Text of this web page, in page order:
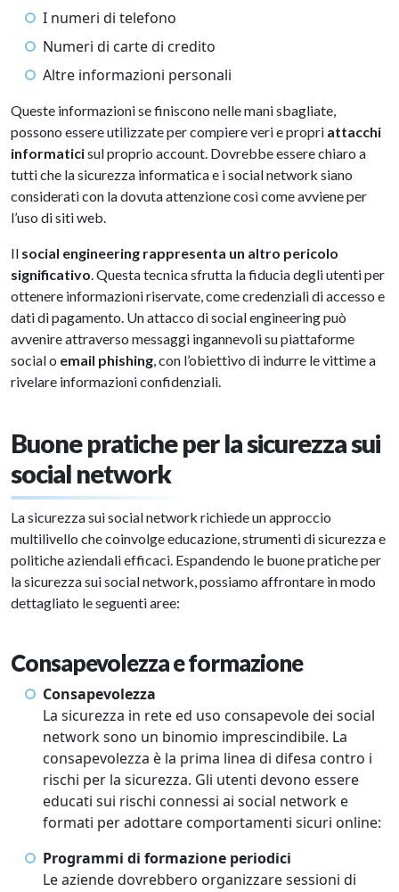
I numeri di telefono
Numeri di carte di credito
Altre informazioni personali
Queste informazioni se finiscono nelle mani sbagliate,
possono essere utilizzate per compiere veri e propri attacchi
informaticisul proprio account. Dovrebbe essere chiaro a
tutti che la sicurezza informatica e i social network siano
considerati con la dovuta attenzione così come avviene per
l’uso di siti web.
Il social engineering rappresenta un altro pericolo
significativo. Questa tecnica sfrutta la fiducia degli utenti per
ottenere informazioni riservate, come credenziali di accesso e
dati di pagamento. Un attacco di social engineering può
avvenire attraverso messaggi ingannevoli su piattaforme
social o email phishing, con l’obiettivo di indurre le vittime a
rivelare informazioni confidenziali.
Buone pratiche per la sicurezza sui
social network
La sicurezza sui social network richiede un approccio
multilivello che coinvolge educazione, strumenti di sicurezza e
politiche aziendali efficaci. Espandendo le buone pratiche per
la sicurezza sui social network, possiamo affrontare in modo
dettagliato le seguenti aree:
Consapevolezza e formazione
Consapevolezza
La sicurezza in rete ed uso consapevole dei social
network sono un binomio imprescindibile. La
consapevolezza è la prima linea di difesa contro i
rischi per la sicurezza. Gli utenti devono essere
educati sui rischi connessi ai social network e
formati per adottare comportamenti sicuri online:
Programmi di formazione periodici
Le aziende dovrebbero organizzare sessioni di